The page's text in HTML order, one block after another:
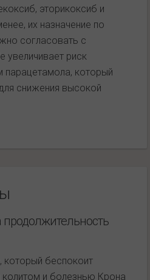
эторикоксиб и
их назначение по
согласовать с
увеличивает риск
парацетамола, который
снижения высокой
беспокоит
колитом и болезнью Крона